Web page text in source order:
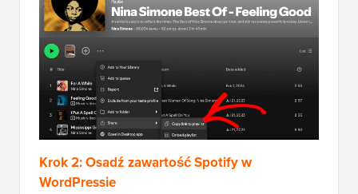
Krok 2: Osadź zawartość Spotify w
WordPressie